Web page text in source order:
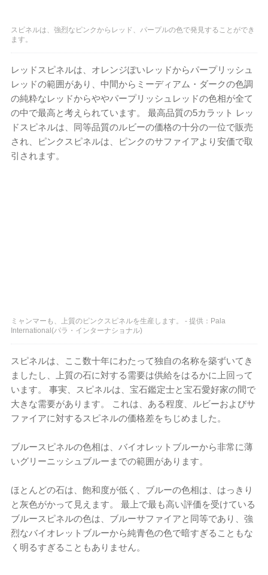
スピネルは、強烈なピンクからレッド、パープルの色で発見することができ
ます。
レッドスピネルは、オレンジぽいレッドからパープリッシュ
レッドの範囲があり、中間からミーディアム・ダークの色調
の純粋なレッドからややパープリッシュレッドの色相が全て
の中で最高と考えられています。 最高品質の5カラット レッ
ドスピネルは、同等品質のルビーの価格の十分の一位で販売
され、ピンクスピネルは、ピンクのサファイアより安価で取
引されます。
ミャンマーも、上質のピンクスピネルを生産します。 - 提供：Pala
International(パラ・インターナショナル)
スピネルは、ここ数十年にわたって独自の名称を築ずいてき
ましたし、上質の石に対する需要は供給をはるかに上回って
います。 事実、スピネルは、宝石鑑定士と宝石愛好家の間で
大きな需要があります。 これは、ある程度、ルビーおよびサ
ファイアに対するスピネルの価格差をちじめました。
ブルースピネルの色相は、バイオレットブルーから非常に薄
いグリーニッシュブルーまでの範囲があります。
ほとんどの石は、飽和度が低く、ブルーの色相は、はっきり
と灰色がかって見えます。 最上で最も高い評価を受けている
ブルースピネルの色は、ブルーサファイアと同等であり、強
烈なバイオレットブルーから純青色の色で暗すぎることもな
く明るすぎることもありません。